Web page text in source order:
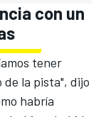
con un
tener
la pista", dijo
habría